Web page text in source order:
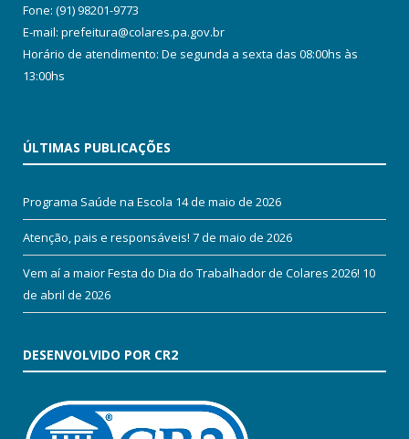
Fone: (91) 98201-9773
E-mail: prefeitura@colares.pa.gov.br
Horário de atendimento: De segunda a sexta das 08:00hs às
13:00hs
ÚLTIMAS PUBLICAÇÕES
Programa Saúde na Escola 14 de maio de 2026
Atenção, pais e responsáveis! 7 de maio de 2026
Vem aí a maior Festa do Dia do Trabalhador de Colares 2026! 10
de abril de 2026
DESENVOLVIDO POR CR2